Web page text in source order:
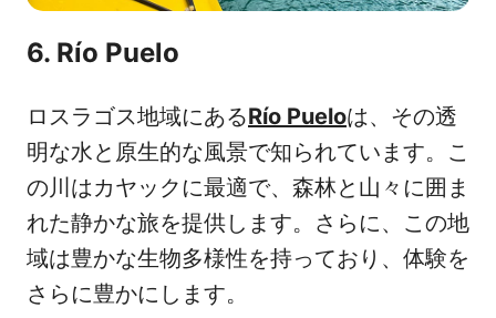
6. Río Puelo
ロスラゴス地域にあるRío Pueloは、その透
明な水と原生的な風景で知られています。こ
の川はカヤックに最適で、森林と山々に囲ま
れた静かな旅を提供します。さらに、この地
域は豊かな生物多様性を持っており、体験を
さらに豊かにします。